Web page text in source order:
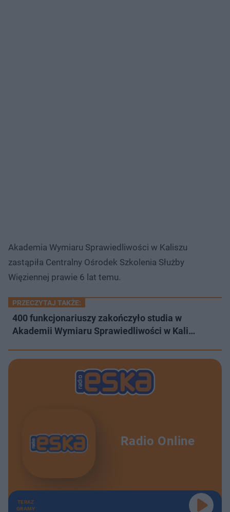
Akademia Wymiaru Sprawiedliwości w Kaliszu
zastąpiła Centralny Ośrodek Szkolenia Służby
Więziennej prawie 6 lat temu.
PRZECZYTAJ TAKŻE:
400 funkcjonariuszy zakończyło studia w
Akademii Wymiaru Sprawiedliwości w Kali…
Radio Online
TERAZ
GRAMY